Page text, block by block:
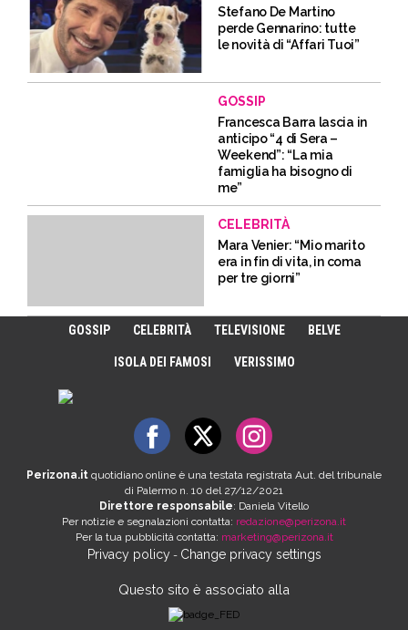
Stefano De Martino
perde Gennarino: tutte
le novità di “Affari Tuoi”
GOSSIP
Francesca Barra lascia in
anticipo “4 di Sera –
Weekend”: “La mia
famiglia ha bisogno di
me”
CELEBRITÀ
Mara Venier: “Mio marito
era in fin di vita, in coma
per tre giorni”
GOSSIP CELEBRITÀ TELEVISIONE BELVE
ISOLA DEI FAMOSI VERISSIMO
Perizona.it quotidiano online è una testata registrata Aut. del tribunale
di Palermo n. 10 del 27/12/2021
Direttore responsabile: Daniela Vitello
Per notizie e segnalazioni contatta: redazione@perizona.it
Per la tua pubblicità contatta: marketing@perizona.it
Privacy policy- Change privacy settings
Questo sito è associato alla